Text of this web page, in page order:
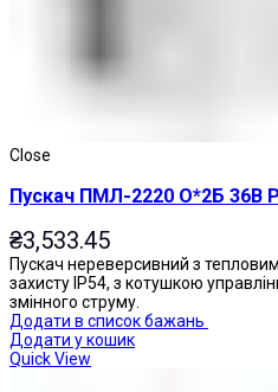
Close
Пускач ПМЛ-2220 О*2Б 36В
₴3,533.45
Пускач нереверсивний з
захисту IP54, з котушкою
змінного струму.
Додати в список бажань
Додати у кошик
Quick View